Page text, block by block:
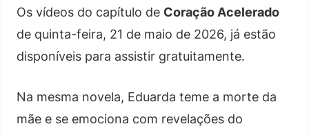
Os vídeos do capítulo de Coração Acelerado
de quinta-feira, 21 de maio de 2026, já estão
disponíveis para assistir gratuitamente.
Na mesma novela, Eduarda teme a morte da
mãe e se emociona com revelações do